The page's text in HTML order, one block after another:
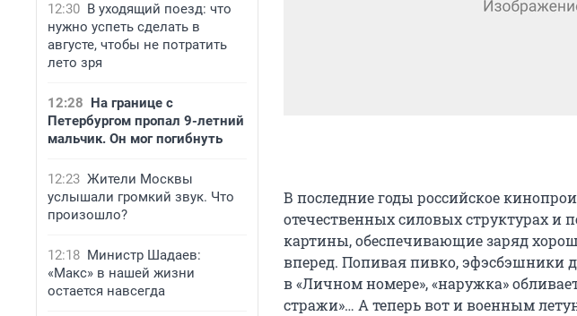
12:30 В уходящий поезд: что
нужно успеть сделать в
августе, чтобы не потратить
лето зря
12:28 На границе с
Петербургом пропал 9-летний
мальчик. Он мог погибнуть
12:23 Жители Москвы
услышали громкий звук. Что
произошло?
12:18 Министр Шадаев:
«Макс» в нашей жизни
остается навсегда
В последние годы российское
отечественных силовых структурах и
картины, обеспечивающие заряд
вперед. Попивая пивко,
в «Личном номере», «наружка»
стражи»… А теперь вот и военным